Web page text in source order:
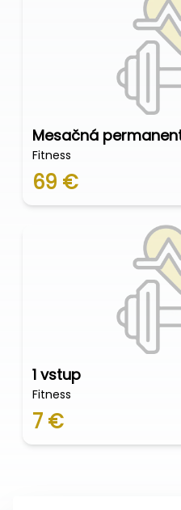
Mesačná
Fitness
69 €
1 vstup
Fitness
7 €